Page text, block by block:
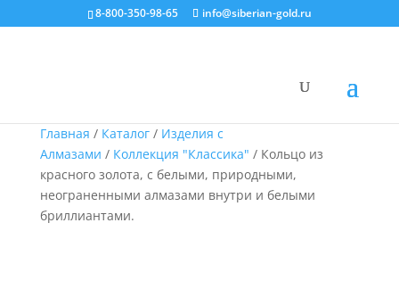
8-800-350-98-65 info@siberian-gold.ru
Главная / Каталог/ Изделия с
Алмазами / Коллекция "Классика" / Кольцо из
красного золота, с белыми, природными,
неограненными алмазами внутри и белыми
бриллиантами.